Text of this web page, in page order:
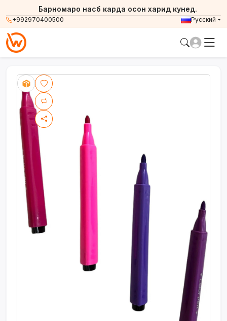
+992970400500
Барномаро насб карда осон харид кунед.
Русский